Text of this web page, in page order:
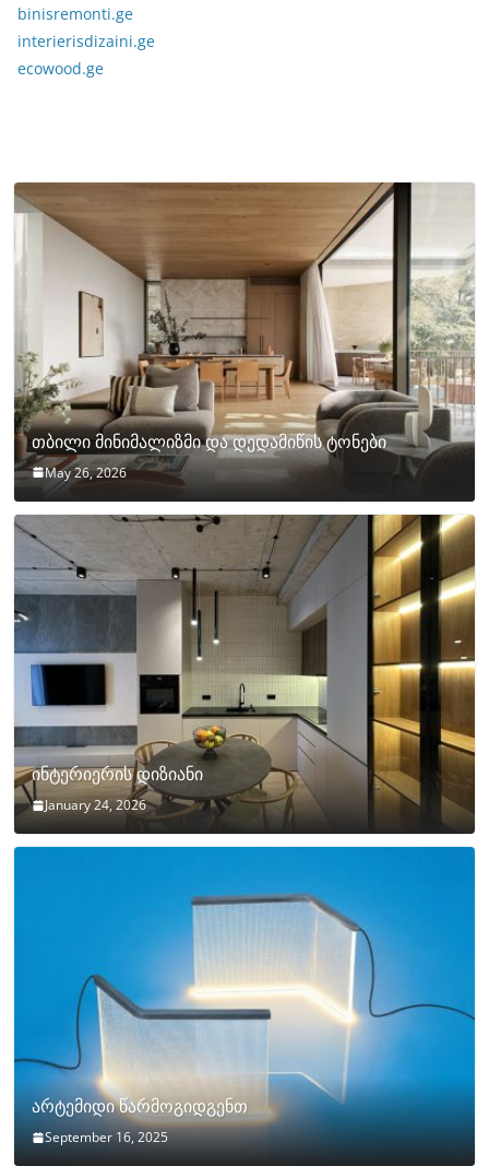
binisremonti.ge
interierisdizaini.ge
ecowood.ge
თბილი მინიმალიზმი და დედამიწის ტონები
May 26, 2026
ინტერიერის დიზიანი
January 24, 2026
არტემიდი წარმოგიდგენთ
September 16, 2025